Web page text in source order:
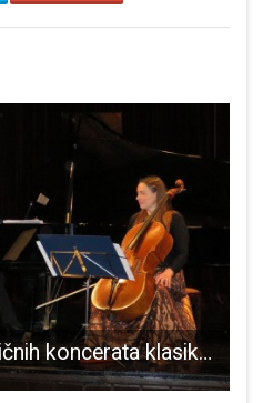
Još jedan u nizu odličnih koncerata klasike u Gospiću. Ovoga puta uz klavirski trio Bersa